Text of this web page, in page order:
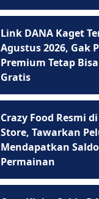
Link DANA Kaget
Agustus 2026, Gak
Premium Tetap
Gratis
Crazy Food Resmi
Store, Tawarkan
Mendapatkan
Permainan